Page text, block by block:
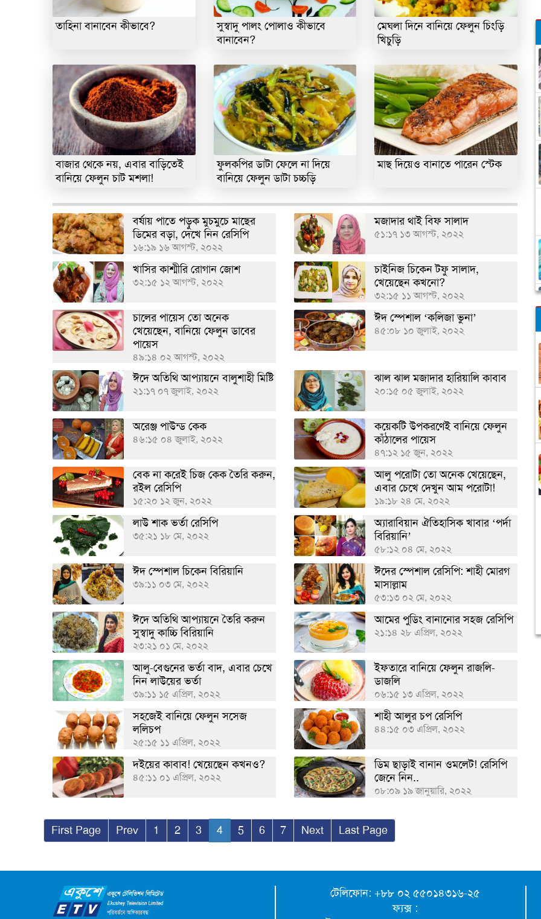
তাহিনা বানাবেন কীভাবে?
সুস্বাদু পালং পোলাও কীভাবে
বানাবেন?
মেঘলা দিনে বানিয়ে ফেলুন চিংড়ি
খিচুড়ি
বাজার থেকে নয়, এবার বাড়িতেই
বানিয়ে ফেলুন চাট মশলা!
ফুলকপির ডাটা ফেলে না দিয়ে
বানিয়ে ফেলুন ডাটা চচ্চড়ি
মাছ দিয়েও বানাতে পারেন স্টেক
বর্ষায় পাতে পড়ুক মুচমুচে মাছের
ডিমের বড়া, দেখে নিন রেসিপি
১৬:১৯ ১৬ আগস্ট, ২০২২
মজাদার থাই বিফ সালাদ
৫১:১৭ ১৩ আগস্ট, ২০২২
খাসির কাশ্মীরি রোগান জোশ
৩২:১৫ ১২ আগস্ট, ২০২২
চাইনিজ চিকেন টফু সালাদ,
খেয়েছেন কখনো?
৩২:১৫ ১১ আগস্ট, ২০২২
চালের পায়েস তো অনেক
খেয়েছেন, বানিয়ে ফেলুন ডাবের
পায়েস
৪৯:১৪ ০২ আগস্ট, ২০২২
ঈদ স্পেশাল ‘কলিজা ভুনা’
৪৫:০৮ ১০ জুলাই, ২০২২
ঈদে অতিথি আপ্যায়নে বালুশাহী মিষ্টি
২১:১৭ ০৭ জুলাই, ২০২২
ঝাল ঝাল মজাদার হারিয়ালি কাবাব
২০:১৫ ০৫ জুলাই, ২০২২
অরেঞ্জ পাউন্ড কেক
৪৬:১৫ ০৪ জুলাই, ২০২২
কয়েকটি উপকরণেই বানিয়ে ফেলুন
কাঁঠালের পায়েস
৪৭:১২ ১৫ জুন, ২০২২
বেক না করেই চিজ কেক তৈরি করুন,
রইল রেসিপি
১৫:২০ ১২ জুন, ২০২২
আলু পরোটা তো অনেক খেয়েছেন,
এবার চেখে দেখুন আম পরোটা!
১৯:১৮ ২৪ মে, ২০২২
লাউ শাক ভর্তা রেসিপি
৩৫:২১ ১৮ মে, ২০২২
অ্যারাবিয়ান ঐতিহাসিক খাবার ‘পর্দা
বিরিয়ানি’
৫৮:১২ ০৪ মে, ২০২২
ঈদ স্পেশাল চিকেন বিরিয়ানি
৩৯:১১ ০৩ মে, ২০২২
ঈদের স্পেশাল রেসিপি: শাহী মোরগ
মাসাল্লাম
৫৩:১৩ ০২ মে, ২০২২
ঈদে অতিথি আপ্যায়নে তৈরি করুন
সুস্বাদু কাচ্চি বিরিয়ানি
২৩:২১ ০১ মে, ২০২২
আমের পুডিং বানানোর সহজ রেসিপি
২১:১৪ ২৮ এপ্রিল, ২০২২
আলু-বেগুনের ভর্তা বাদ, এবার চেখে
নিন লাউয়ের ভর্তা
৩৯:১১ ১৫ এপ্রিল, ২০২২
ইফতারে বানিয়ে ফেলুন রাজলি-
ডাজলি
০৬:১৫ ১৩ এপ্রিল, ২০২২
সহজেই বানিয়ে ফেলুন সসেজ
ললিচপ
২৫:১৫ ১১ এপ্রিল, ২০২২
শাহী আলুর চপ রেসিপি
৪৪:১৫ ০৩ এপ্রিল, ২০২২
দইয়ের কাবাব! খেয়েছেন কখনও?
৪৫:১১ ০১ এপ্রিল, ২০২২
ডিম ছাড়াই বানান ওমলেট! রেসিপি
জেনে নিন..
০৮:০৯ ১৯ জানুয়ারি, ২০২২
First Page Prev 1 2 3 4 5 6 7 Next Last Page
টেলিফোন: +৮৮ ০২ ৫৫০১৪৩১৬-২৫
ফ্যক্স :